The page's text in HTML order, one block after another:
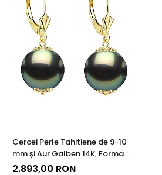
Cercei Perle Tahitiene de 9-10
mm și Aur Galben 14K, Forma
Rotundă | KASKADDA®
2.893,00 RON